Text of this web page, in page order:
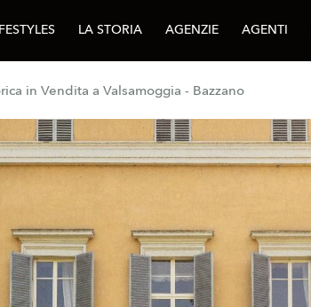
LA STORIA AGENZIE AGENTI
in Vendita a Valsamoggia - Bazzano